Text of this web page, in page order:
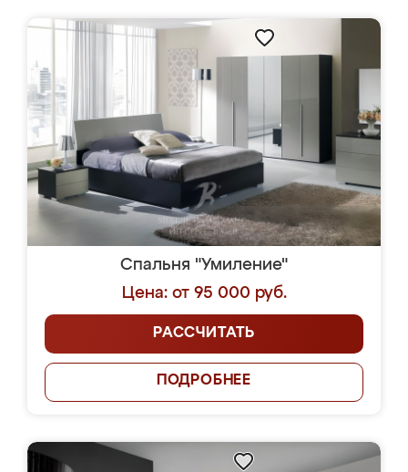
Спальня "Умиление"
Цена: от 95 000 руб.
РАССЧИТАТЬ
ПОДРОБНЕЕ